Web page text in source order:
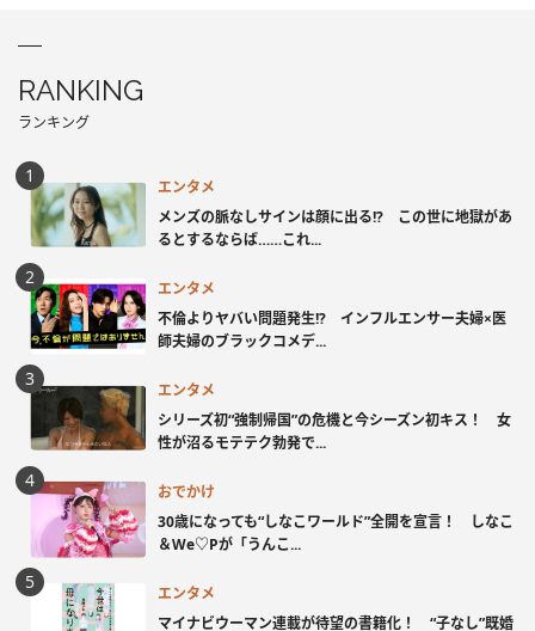
RANKING
ランキング
エンタメ
メンズの脈なしサインは顔に出る!? この世に地獄があ
るとするならば……これ...
エンタメ
不倫よりヤバい問題発生!? インフルエンサー夫婦×医
師夫婦のブラックコメデ...
エンタメ
シリーズ初“強制帰国”の危機と今シーズン初キス！ 女
性が沼るモテテク勃発で...
おでかけ
30歳になっても“しなこワールド”全開を宣言！ しなこ
＆We♡Pが「うんこ...
エンタメ
マイナビウーマン連載が待望の書籍化！ “子なし”既婚